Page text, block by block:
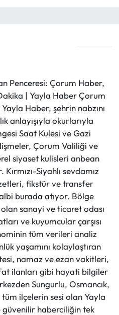
Penceresi: Çorum Haber,
| Yayla Haber Çorum
Yayla Haber, şehrin nabzını
anlayışıyla okurlarıyla
Saat Kulesi ve Gazi
Çorum Valiliği ve
siyaset kulisleri anbean
Siyahlı sevdamız
fikstür ve transfer
burada atıyor. Bölge
sanayi ve ticaret odası
ve kuyumcular çarşısı
tüm verileri analiz
yaşamını kolaylaştıran
namaz ve ezan vakitleri,
ilanları gibi hayati bilgiler
Sungurlu, Osmancık,
ilçelerin sesi olan Yayla
güvenilir haberciliğin tek